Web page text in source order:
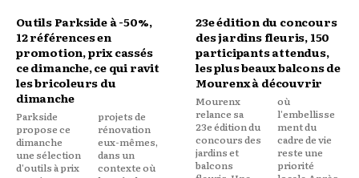
Outils Parkside à -50%,
12 références en
promotion, prix cassés
ce dimanche, ce qui ravit
les bricoleurs du
dimanche
Parkside
propose ce
dimanche
une sélection
d'outils à prix
projets de
rénovation
eux-mêmes,
dans un
contexte où
23e édition du concours
des jardins fleuris, 150
participants attendus,
les plus beaux balcons de
Mourenx à découvrir
Mourenx
relance sa
23e édition du
concours des
jardins et
balcons
où
l'embellisse
ment du
cadre de vie
reste une
priorité